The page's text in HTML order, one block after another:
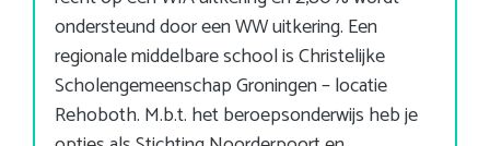
ondersteund door een WW uitkering. Een
regionale middelbare school is Christelijke
Scholengemeenschap Groningen – locatie
Rehoboth. M.b.t. het beroepsonderwijs heb je